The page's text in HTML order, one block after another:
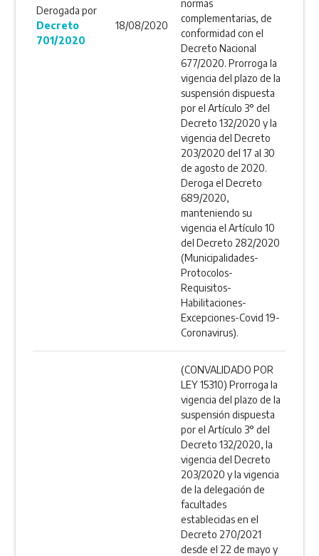
Derogada por
Decreto
701/2020
18/08/2020
normas
complementarias, de
conformidad con el
Decreto Nacional
677/2020. Prorroga la
vigencia del plazo de la
suspensión dispuesta
por el Artículo 3° del
Decreto 132/2020 y la
vigencia del Decreto
203/2020 del 17 al 30
de agosto de 2020.
Deroga el Decreto
689/2020,
manteniendo su
vigencia el Artículo 10
del Decreto 282/2020
(Municipalidades-
Protocolos-
Requisitos-
Habilitaciones-
Excepciones-Covid 19-
Coronavirus).
(CONVALIDADO POR
LEY 15310) Prorroga la
vigencia del plazo de la
suspensión dispuesta
por el Artículo 3° del
Decreto 132/2020, la
vigencia del Decreto
203/2020 y la vigencia
de la delegación de
facultades
establecidas en el
Decreto 270/2021
desde el 22 de mayo y